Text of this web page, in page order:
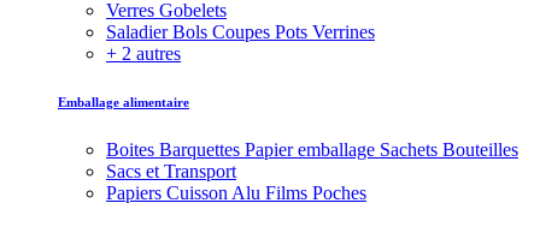
Verres Gobelets
Saladier Bols Coupes Pots Verrines
+ 2 autres
Emballage alimentaire
Boites Barquettes Papier emballage Sachets Bouteilles
Sacs et Transport
Papiers Cuisson Alu Films Poches